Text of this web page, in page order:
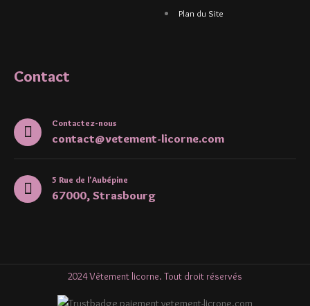
Plan du Site
Contact
Contactez-nous
contact@vetement-licorne.com
5 Rue de l'Aubépine
67000, Strasbourg
2024 Vêtement licorne. Tout droit réservés